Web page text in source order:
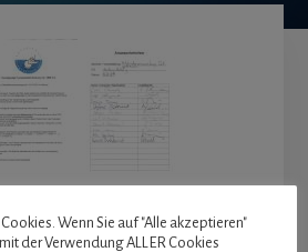
Wenn Sie auf "Alle akzeptieren"
der Verwendung ALLER Cookies